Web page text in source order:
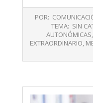
POR:
TEMA: SIN
AUTONÓMICAS,
EXTRAORDINARIO,